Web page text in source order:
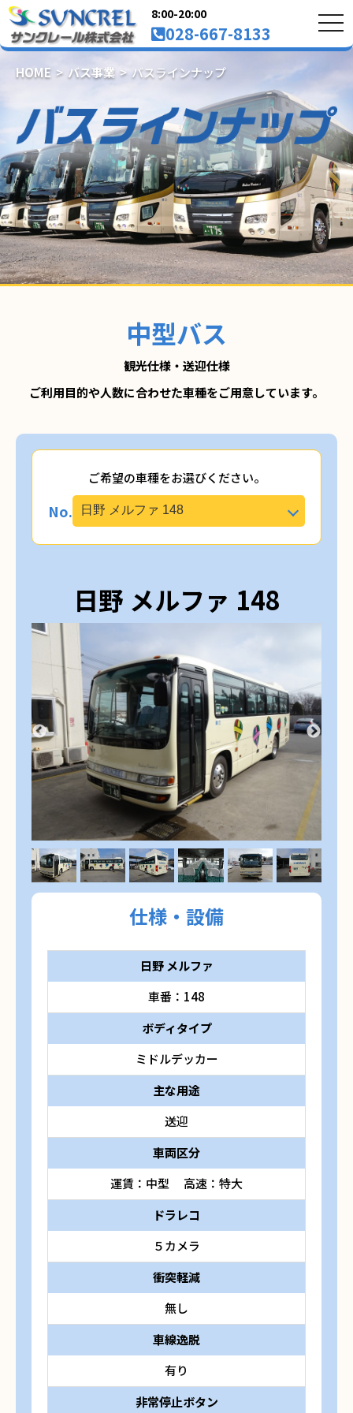
8:00-20:00
028-667-8133
HOME バス事業 バスラインナップ
中型バス
観光仕様・送迎仕様
ご利用目的や人数に合わせた車種をご用意しています。
ご希望の車種をお選びください。
No.
日野 メルファ 148
仕様・設備
日野 メルファ
車番：148
ボディタイプ
ミドルデッカー
主な用途
送迎
車両区分
運賃：中型 高速：特大
ドラレコ
５カメラ
衝突軽減
無し
車線逸脱
有り
非常停止ボタン